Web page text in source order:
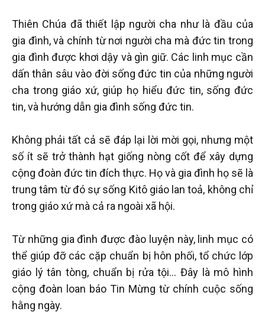
Thiên Chúa đã thiết lập người cha như là đầu của
gia đình, và chính từ nơi người cha mà đức tin trong
gia đình được khơi dậy và gìn giữ. Các linh mục cần
dấn thân sâu vào đời sống đức tin của những người
cha trong giáo xứ, giúp họ hiểu đức tin, sống đức
tin, và hướng dẫn gia đình sống đức tin.
Không phải tất cả sẽ đáp lại lời mời gọi, nhưng một
số ít sẽ trở thành hạt giống nòng cốt để xây dựng
cộng đoàn đức tin đích thực. Họ và gia đình họ sẽ là
trung tâm từ đó sự sống Kitô giáo lan toả, không chỉ
trong giáo xứ mà cả ra ngoài xã hội.
Từ những gia đình được đào luyện này, linh mục có
thể giúp đỡ các cặp chuẩn bị hôn phối, tổ chức lớp
giáo lý tân tòng, chuẩn bị rửa tội… Đây là mô hình
cộng đoàn loan báo Tin Mừng từ chính cuộc sống
hằng ngày.